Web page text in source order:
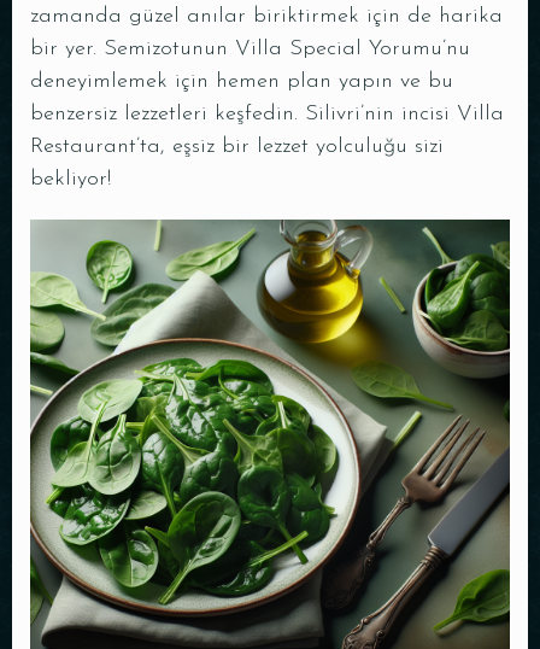
zamanda güzel anılar biriktirmek için de harika
bir yer. Semizotunun Villa Special Yorumu’nu
deneyimlemek için hemen plan yapın ve bu
benzersiz lezzetleri keşfedin. Silivri’nin incisi Villa
Restaurant’ta, eşsiz bir lezzet yolculuğu sizi
bekliyor!